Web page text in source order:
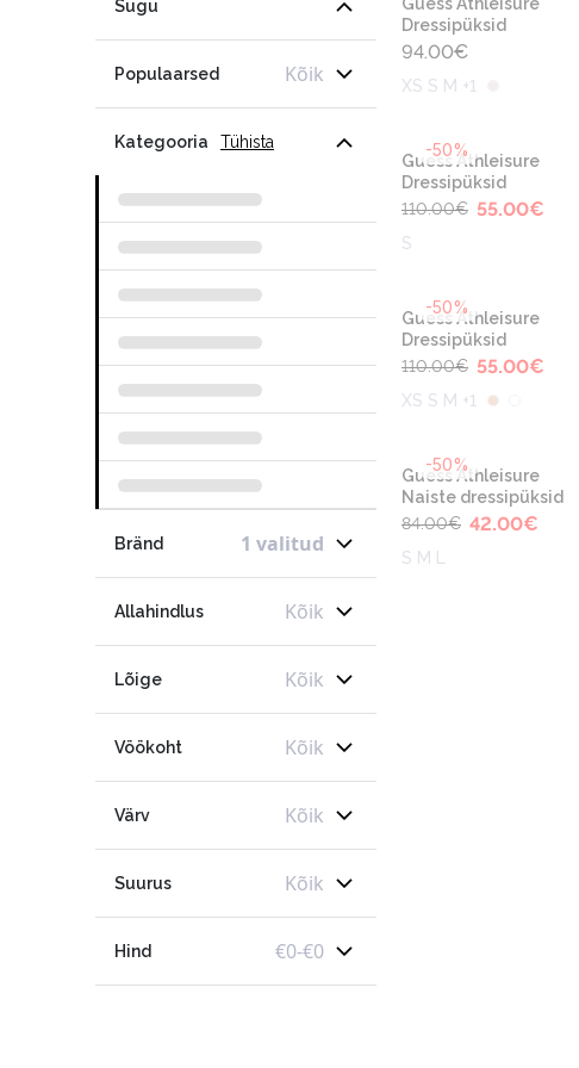
Sugu
Populaarsed Kõik
Kategooria Tühista
Bränd 1 valitud
Allahindlus Kõik
Lõige Kõik
Vöökoht Kõik
Värv Kõik
Suurus Kõik
Hind €0-€0
Dressipüksid
94.00€
XS S M +1
-50%
Guess Athleisure
Dressipüksid
110.00€ 55.00€
S
-50%
Guess Athleisure
Dressipüksid
110.00€ 55.00€
XS S M +1
-50%
Guess Athleisure
Naiste dressipüksid
84.00€ 42.00€
S M L